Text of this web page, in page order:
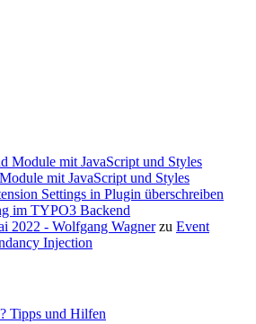
Module mit JavaScript und Styles
mit JavaScript und Styles
Settings in Plugin überschreiben
im TYPO3 Backend
2022 - Wolfgang Wagnerzu Event
Injection
Tipps und Hilfen